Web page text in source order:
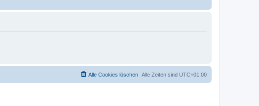
Alle Zeiten sind UTC+01:00
Alle Cookies löschen